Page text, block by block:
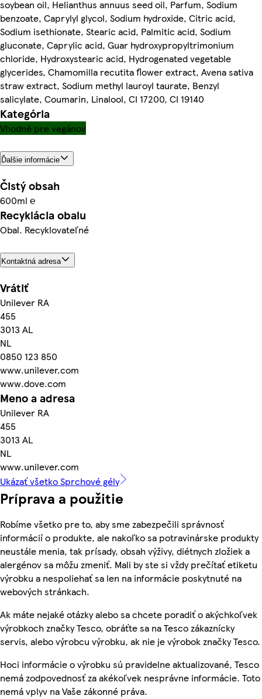
soybean oil, Helianthus annuus seed oil, Parfum, Sodium
benzoate, Caprylyl glycol, Sodium hydroxide, Citric acid,
Sodium isethionate, Stearic acid, Palmitic acid, Sodium
gluconate, Caprylic acid, Guar hydroxypropyltrimonium
chloride, Hydroxystearic acid, Hydrogenated vegetable
glycerides, Chamomilla recutita flower extract, Avena sativa
straw extract, Sodium methyl lauroyl taurate, Benzyl
salicylate, Coumarin, Linalool, CI 17200, CI 19140
Kategória
Vhodné pre vegánov
Ďalšie informácie
Čistý obsah
600ml ℮
Recyklácia obalu
Obal. Recyklovateľné
Kontaktná adresa
Vrátiť
Unilever RA
455
3013 AL
NL
0850 123 850
www.unilever.com
www.dove.com
Meno a adresa
Unilever RA
455
3013 AL
NL
www.unilever.com
Ukázať všetko Sprchové gély
Príprava a použitie
Robíme všetko pre to, aby sme zabezpečili správnosť
informácií o produkte, ale nakoľko sa potravinárske produkty
neustále menia, tak prísady, obsah výživy, diétnych zložiek a
alergénov sa môžu zmeniť. Mali by ste si vždy prečítať etiketu
výrobku a nespoliehať sa len na informácie poskytnuté na
webových stránkach.
Ak máte nejaké otázky alebo sa chcete poradiť o akýchkoľvek
výrobkoch značky Tesco, obráťte sa na Tesco zákaznícky
servis, alebo výrobcu výrobku, ak nie je výrobok značky Tesco.
Hoci informácie o výrobku sú pravidelne aktualizované, Tesco
nemá zodpovednosť za akékoľvek nesprávne informácie. Toto
nemá vplyv na Vaše zákonné práva.